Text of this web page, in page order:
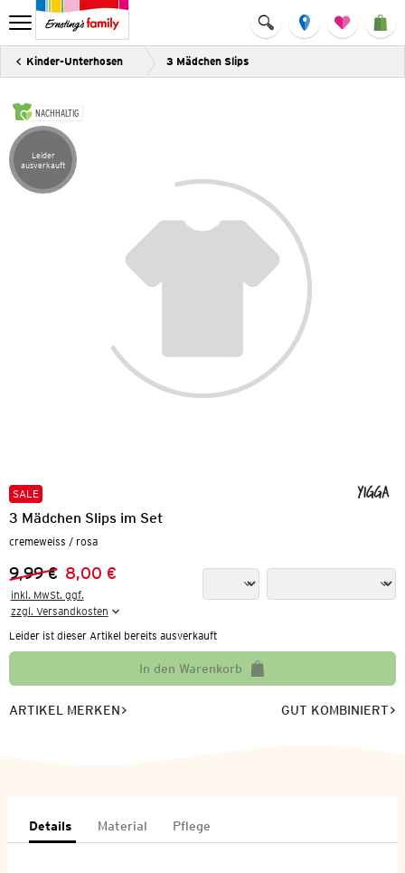
Kinder-Unterhosen 3 Mädchen Slips
NACHHALTIG
Artikel leider ausverkauft
Leider
ausverkauft
SALE
3 Mädchen Slips im Set
cremeweiss / rosa
Vorheriger Preis:
9,99 €
Neuer Preis:
8,00 €
inkl. MwSt. ggf.
zzgl. Versandkosten
Leider ist dieser Artikel bereits ausverkauft
In den Warenkorb
ARTIKEL MERKEN GUT KOMBINIERT
Details Material Pflege